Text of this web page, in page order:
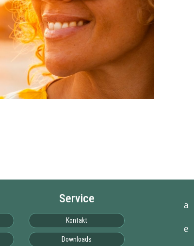
Service
Kontakt
Downloads